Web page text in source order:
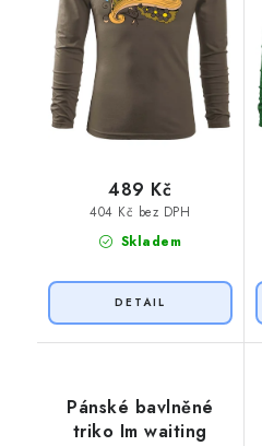
Skladem
404 Kč bez DPH
489 Kč
Pánské bavlněné
triko Im waiting